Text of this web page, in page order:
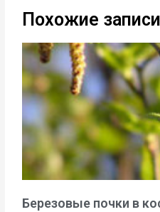
Похожие
Березовые почки в